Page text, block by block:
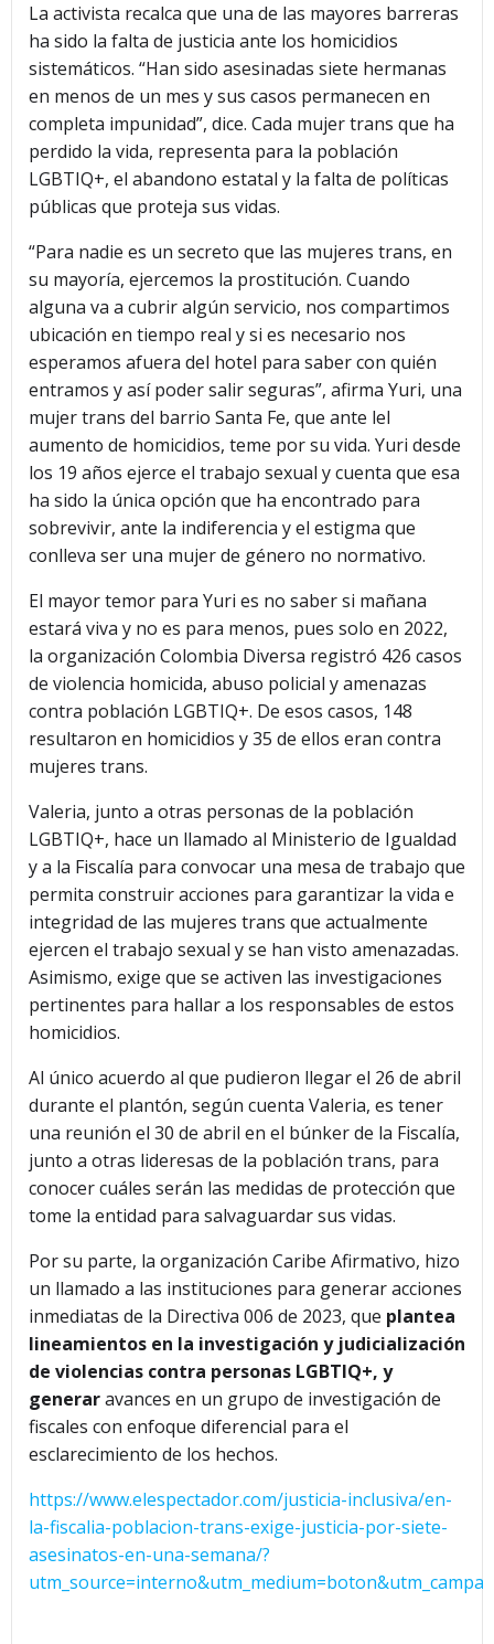
La activista recalca que una de las mayores barreras
ha sido la falta de justicia ante los homicidios
sistemáticos. “Han sido asesinadas siete hermanas
en menos de un mes y sus casos permanecen en
completa impunidad”, dice. Cada mujer trans que ha
perdido la vida, representa para la población
LGBTIQ+, el abandono estatal y la falta de políticas
públicas que proteja sus vidas.
“Para nadie es un secreto que las mujeres trans, en
su mayoría, ejercemos la prostitución. Cuando
alguna va a cubrir algún servicio, nos compartimos
ubicación en tiempo real y si es necesario nos
esperamos afuera del hotel para saber con quién
entramos y así poder salir seguras”, afirma Yuri, una
mujer trans del barrio Santa Fe, que ante lel
aumento de homicidios, teme por su vida. Yuri desde
los 19 años ejerce el trabajo sexual y cuenta que esa
ha sido la única opción que ha encontrado para
sobrevivir, ante la indiferencia y el estigma que
conlleva ser una mujer de género no normativo.
El mayor temor para Yuri es no saber si mañana
estará viva y no es para menos, pues solo en 2022,
la organización Colombia Diversa registró 426 casos
de violencia homicida, abuso policial y amenazas
contra población LGBTIQ+. De esos casos, 148
resultaron en homicidios y 35 de ellos eran contra
mujeres trans.
Valeria, junto a otras personas de la población
LGBTIQ+, hace un llamado al Ministerio de Igualdad
y a la Fiscalía para convocar una mesa de trabajo que
permita construir acciones para garantizar la vida e
integridad de las mujeres trans que actualmente
ejercen el trabajo sexual y se han visto amenazadas.
Asimismo, exige que se activen las investigaciones
pertinentes para hallar a los responsables de estos
homicidios.
Al único acuerdo al que pudieron llegar el 26 de abril
durante el plantón, según cuenta Valeria, es tener
una reunión el 30 de abril en el búnker de la Fiscalía,
junto a otras lideresas de la población trans, para
conocer cuáles serán las medidas de protección que
tome la entidad para salvaguardar sus vidas.
Por su parte, la organización Caribe Afirmativo, hizo
un llamado a las instituciones para generar acciones
inmediatas de la Directiva 006 de 2023, que plantea
lineamientos en la investigación y judicialización
de violencias contra personas LGBTIQ+, y
generaravances en un grupo de investigación de
fiscales con enfoque diferencial para el
esclarecimiento de los hechos.
https://www.elespectador.com/justicia-inclusiva/en-
la-fiscalia-poblacion-trans-exige-justicia-por-siete-
asesinatos-en-una-semana/?